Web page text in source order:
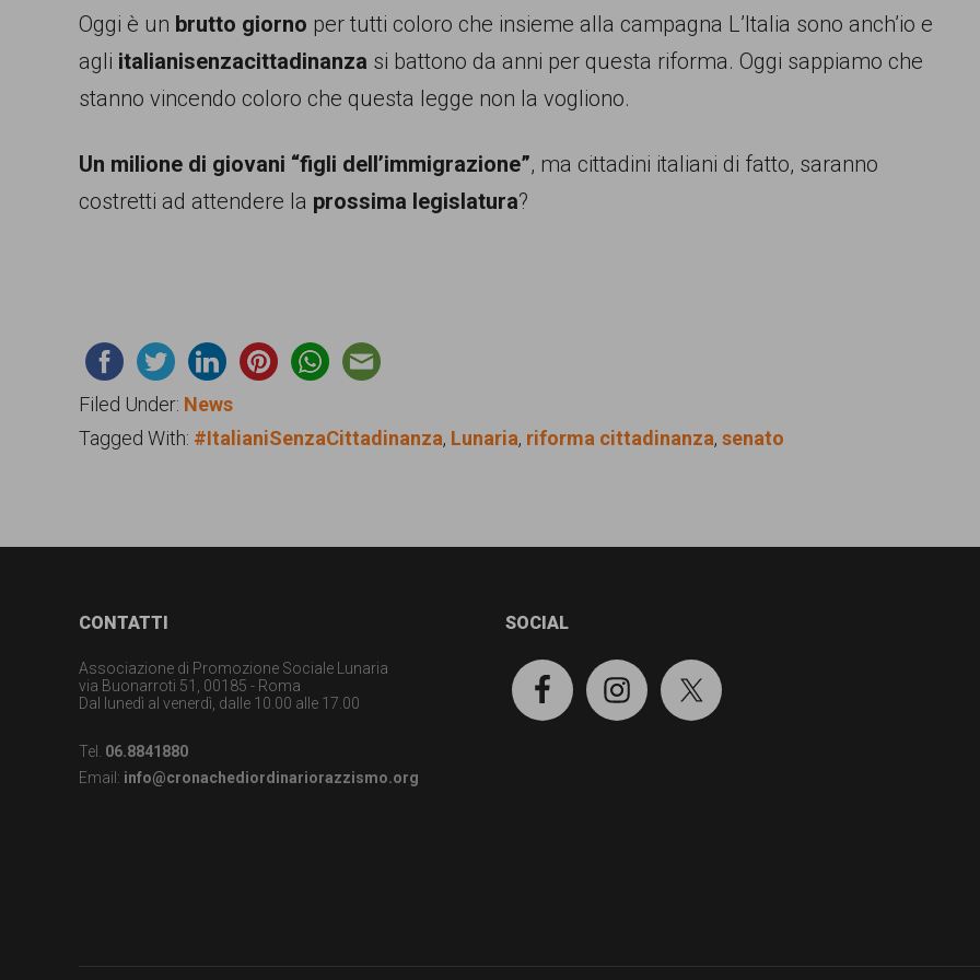
Oggi è un brutto giorno per tutti coloro che insieme alla campagna L’Italia sono anch’io e
agli italianisenzacittadinanza si battono da anni per questa riforma. Oggi sappiamo che
stanno vincendo coloro che questa legge non la vogliono.
Un milione di giovani “figli dell’immigrazione”, ma cittadini italiani di fatto, saranno
costretti ad attendere la prossima legislatura?
Filed Under: News
Tagged With: #ItalianiSenzaCittadinanza, Lunaria, riforma cittadinanza, senato
FooterCONTATTI
Associazione di Promozione Sociale Lunaria
via Buonarroti 51, 00185 - Roma
Dal lunedì al venerdì, dalle 10.00 alle 17.00
Tel. 06.8841880
Email: info@cronachediordinariorazzismo.org
SOCIAL